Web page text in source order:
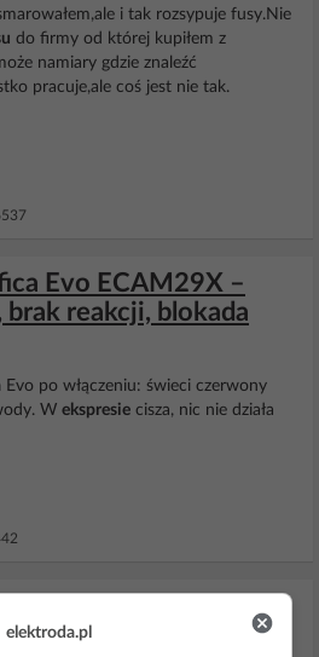
i tak rozsypuje fusy.Nie
do firmy od której kupiłem z
namiary gdzie znaleźć
pracuje,ale coś jest nie tak.
Evo ECAM29X –
reakcji, blokada
Evo po włączeniu: świeci czerwony
W ekspresie cisza, nic nie działa
EAM 3000 B problem z
elektroda.pl